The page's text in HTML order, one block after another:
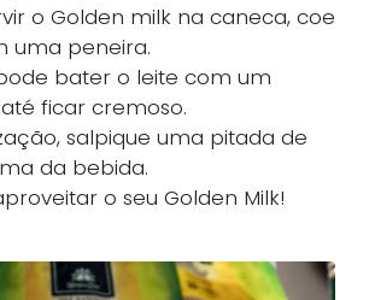
o Golden milk na caneca, coe
uma peneira.
bater o leite com um
ficar cremoso.
salpique uma pitada de
da bebida.
o seu Golden Milk!